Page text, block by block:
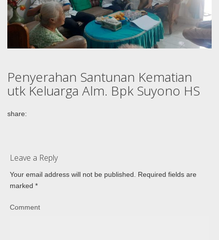
Penyerahan Santunan Kematian
utk Keluarga Alm. Bpk Suyono HS
share:
Leave a Reply
Your email address will not be published. Required fields are
marked *
Comment